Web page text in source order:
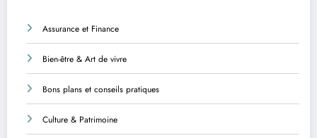
Assurance et Finance
Bien-être & Art de vivre
Bons plans et conseils pratiques
Culture & Patrimoine